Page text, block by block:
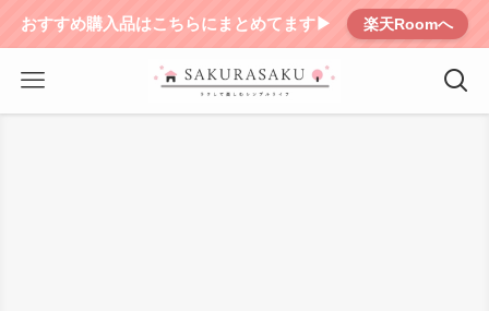
おすすめ購入品はこちらにまとめてます▶︎ 楽天Roomへ